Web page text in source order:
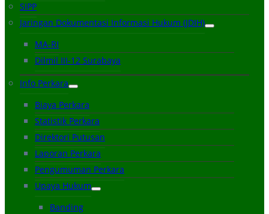
SIPP
Jaringan Dokumentasi Informasi Hukum (JDIH)
MA-RI
Dilmil III-12 Surabaya
Info Perkara
Biaya Perkara
Statistik Perkara
Direktori Putusan
Laporan Perkara
Pengumuman Perkara
Upaya Hukum
Banding